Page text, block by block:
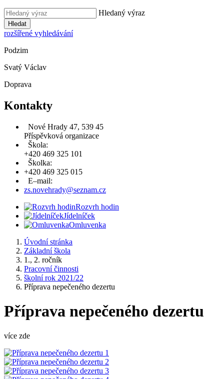
Hledaný výraz
Hledat
rozšířené vyhledávání
Podzim
Svatý Václav
Doprava
Kontakty
Nové Hrady 47, 539 45
Příspěvková organizace
Škola:
+420 469 325 101
Školka:
+420 469 325 015
E–mail:
zs.novehrady@seznam.cz
Rozvrh hodin
Jídelníček
Omluvenka
Úvodní stránka
Základní škola
1., 2. ročník
Pracovní činnosti
školní rok 2021/22
Příprava nepečeného dezertu
Příprava nepečeného dezertu
více zde